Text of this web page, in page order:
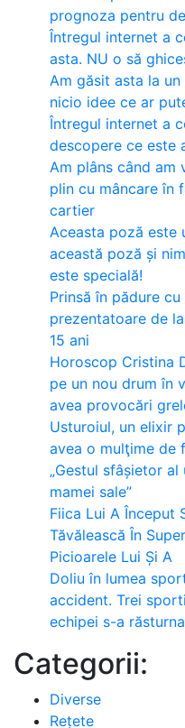
prognoza pentru
Întregul internet a
asta. NU o să
Am găsit asta la
nicio idee ce ar
Întregul internet a
descopere ce este
Am plâns când am
plin cu mâncare în
cartier
Aceasta poză este
această poză și
este specială!
Prinsă în pădure
prezentatoare de
15 ani
Horoscop Cristina
pe un nou drum în
avea provocări
Usturoiul, un elixir
avea o mulţime de
„Gestul sfâșietor
mamei sale”
Fiica Lui A Început
Tăvălească În
Picioarele Lui Și A
Doliu în lumea
accident. Trei
echipei s-a răsturna
Categorii:
Diverse
Rețete